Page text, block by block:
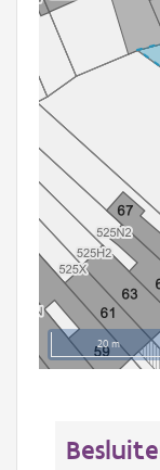
Aanmelden
20 m